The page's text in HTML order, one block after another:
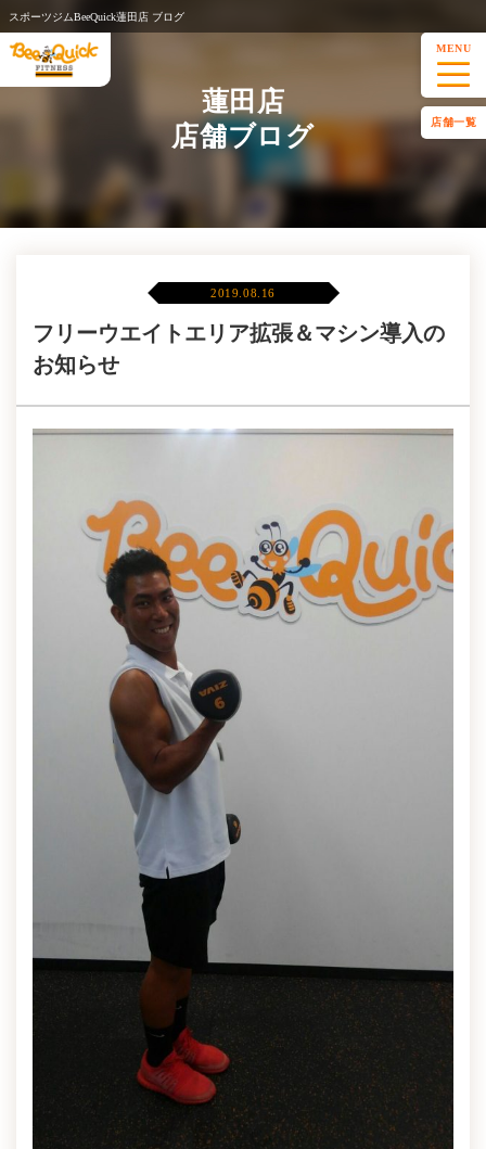
スポーツジムBeeQuick蓮田店 ブログ
MENU
店舗一覧
蓮田店
店舗ブログ
2019.08.16
フリーウエイトエリア拡張＆マシン導入の
お知らせ